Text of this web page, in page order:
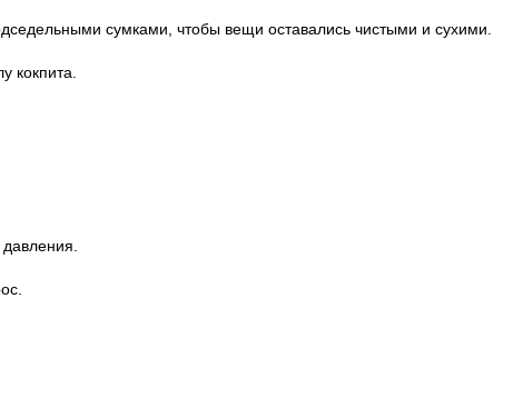
сумками, чтобы вещи оставались чистыми и сухими.
кокпита.